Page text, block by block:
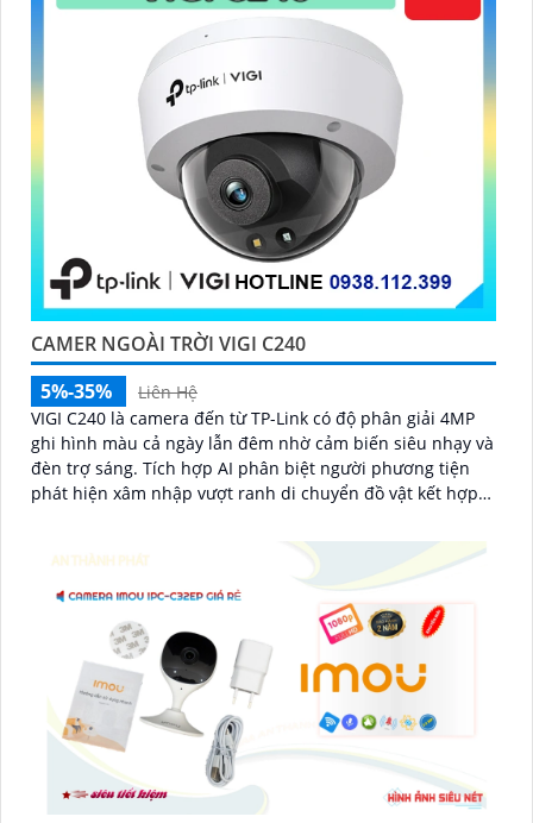
CAMER NGOÀI TRỜI VIGI C240
5%-35%
Liên Hệ
VIGI C240 là camera đến từ TP-Link có độ phân giải 4MP
ghi hình màu cả ngày lẫn đêm nhờ cảm biến siêu nhạy và
đèn trợ sáng. Tích hợp AI phân biệt người phương tiện
phát hiện xâm nhập vượt ranh di chuyển đồ vật kết hợp